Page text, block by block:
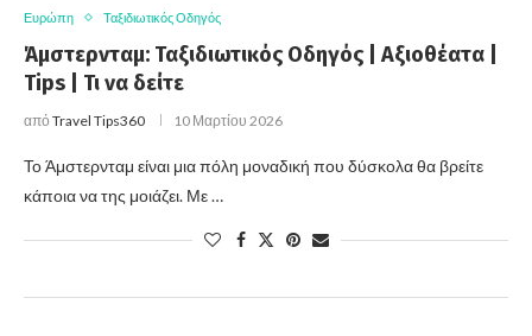
Ευρώπη Ταξιδιωτικός Οδηγός
Άμστερνταμ: Ταξιδιωτικός Οδηγός | Αξιοθέατα |
Tips | Τι να δείτε
από Travel Tips360 10 Μαρτίου 2026
Το Άμστερνταμ είναι μια πόλη μοναδική που δύσκολα θα βρείτε
κάποια να της μοιάζει. Με …